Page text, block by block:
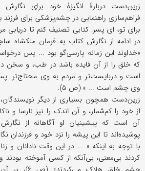
زرین‌دست دربارۀ انگیزۀ خود برای
فراهم‌سازی راهنمایی در چشم‌پزشکی برای فرزند
در ادامه از نگارش کتاب به فرمان ملکشاه
«خداوند این زمانه پارسی‌گو بود ... پس
که خلق را از آن فایده باشد در طب، و سخن
است و دربایست‌تر و مردم به وی محتاج‌تر.
وی چشم است ... » (ص ۵).
زرین‌دست همچون بسیاری از دیگر
از خود را کم‌شمار، و آن اندک را نیز نارسا و
آن است که پیشینیان او آگاهانه از
با توجه به اینکه « ... در این وقت نادانان و
کردند بی‌معنی، بی‌آنکه از کسی آموخته